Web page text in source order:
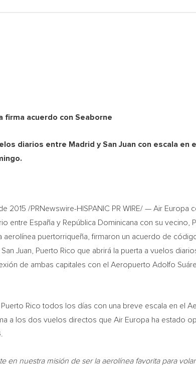
firma acuerdo con Seaborne
diarios entre Madrid y San Juan con escala en el
2015 /PRNewswire-HISPANIC PR WIRE/ — Air Europa
entre España y República Dominicana con su vecino,
aerolínea puertorriqueña, firmaron un acuerdo de
Juan, Puerto Rico que abrirá la puerta a vuelos
de ambas capitales con el Aeropuerto Adolfo
Rico todos los días con una breve escala en el
a los dos vuelos directos que Air Europa ha estado
en nuestra misión de ser la aerolínea favorita para